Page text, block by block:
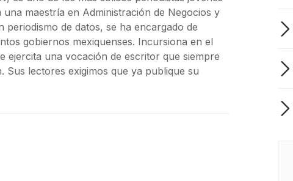
maestría en Administración de Negocios y
periodismo de datos, se ha encargado de
gobiernos mexiquenses. Incursiona en el
ejercita una vocación de escritor que siempre
Sus lectores exigimos que ya publique su